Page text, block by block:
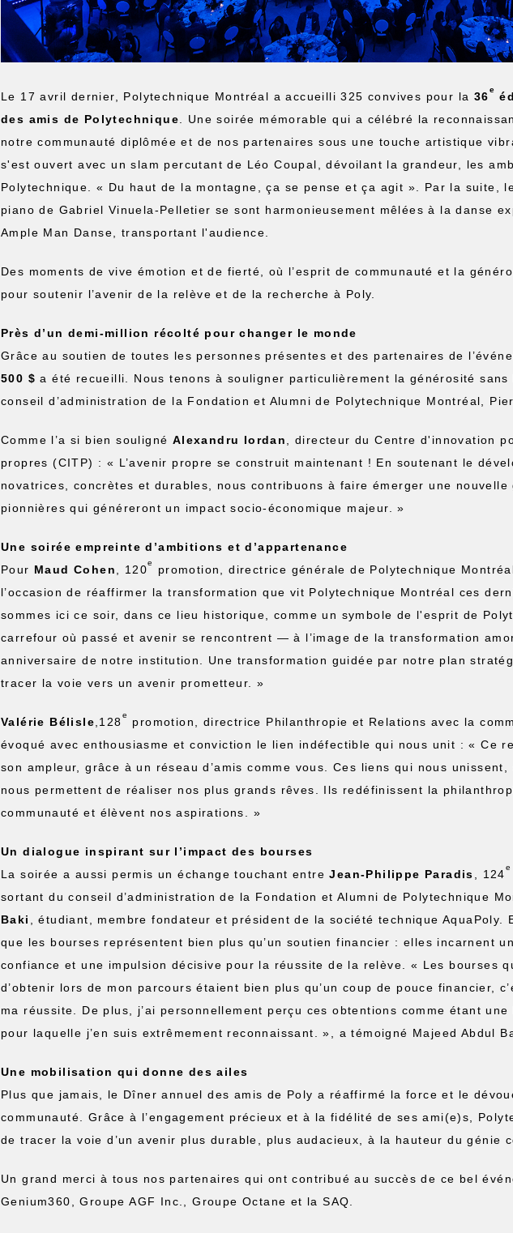
Le 17 avril dernier, Polytechnique Montréal a accueilli 325 convives pour la 36
e
des amis de Polytechnique . Une soirée mémorable qui a célébré la
notre communauté diplômée et de nos partenaires sous une touche artistique
s'est ouvert avec un slam percutant de Léo Coupal, dévoilant la grandeur, les
Polytechnique. « Du haut de la montagne, ça se pense et ça agit ». Par la suite,
piano de Gabriel Vinuela-Pelletier se sont harmonieusement mêlées à la danse
Ample Man Danse, transportant l'audience.
Des moments de vive émotion et de fierté, où l’esprit de communauté et la
pour soutenir l’avenir de la relève et de la recherche à Poly.
Près d’un demi-million récolté pour changer le monde
Grâce au soutien de toutes les personnes présentes et des partenaires de
500 $ a été recueilli. Nous tenons à souligner particulièrement la générosité sans
conseil d’administration de la Fondation et Alumni de Polytechnique Montréal,
Comme l’a si bien souligné Alexandru Iordan
, directeur du Centre d'innovation
propres (CITP) : « L’avenir propre se construit maintenant ! En soutenant le
novatrices, concrètes et durables, nous contribuons à faire émerger une nouvelle
pionnières qui généreront un impact socio-économique majeur. »
Une soirée empreinte d’ambitions et d’appartenance
Pour Maud Cohen , 120
e
promotion, directrice générale de Polytechnique
l’occasion de réaffirmer la transformation que vit Polytechnique Montréal ces
sommes ici ce soir, dans ce lieu historique, comme un symbole de l'esprit de
carrefour où passé et avenir se rencontrent — à l’image de la transformation
anniversaire de notre institution. Une transformation guidée par notre plan
tracer la voie vers un avenir prometteur. »
Valérie Bélisle ,128
e
promotion, directrice Philanthropie et Relations avec la
évoqué avec enthousiasme et conviction le lien indéfectible qui nous unit : « Ce
son ampleur, grâce à un réseau d’amis comme vous. Ces liens qui nous
nous permettent de réaliser nos plus grands rêves. Ils redéfinissent la
communauté et élèvent nos aspirations. »
Un dialogue inspirant sur l’impact des bourses
La soirée a aussi permis un échange touchant entreJean-Philippe Paradis , 124
e
sortant du conseil d’administration de la Fondation et Alumni de Polytechnique
Baki
, étudiant, membre fondateur et président de la société technique AquaPoly.
que les bourses représentent bien plus qu’un soutien financier : elles incarnent
confiance et une impulsion décisive pour la réussite de la relève. « Les bourses
d’obtenir lors de mon parcours étaient bien plus qu’un coup de pouce financier,
ma réussite. De plus, j’ai personnellement perçu ces obtentions comme étant une
pour laquelle j’en suis extrêmement reconnaissant. », a témoigné Majeed Abdul
Une mobilisation qui donne des ailes
Plus que jamais, le Dîner annuel des amis de Poly a réaffirmé la force et le
communauté. Grâce à l’engagement précieux et à la fidélité de ses ami(e)s,
de tracer la voie d’un avenir plus durable, plus audacieux, à la hauteur du génie
Un grand merci à tous nos partenaires qui ont contribué au succès de ce bel
Genium360, Groupe AGF Inc., Groupe Octane et la SAQ.